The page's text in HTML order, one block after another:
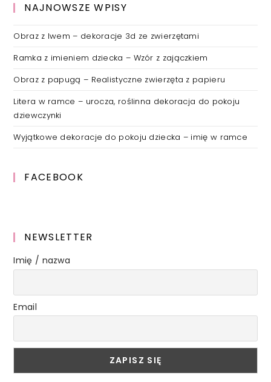
NAJNOWSZE WPISY
Obraz z lwem – dekoracje 3d ze zwierzętami
Ramka z imieniem dziecka – Wzór z zajączkiem
Obraz z papugą – Realistyczne zwierzęta z papieru
Litera w ramce – urocza, roślinna dekoracja do pokoju
dziewczynki
Wyjątkowe dekoracje do pokoju dziecka – imię w ramce
FACEBOOK
NEWSLETTER
Imię / nazwa
Email